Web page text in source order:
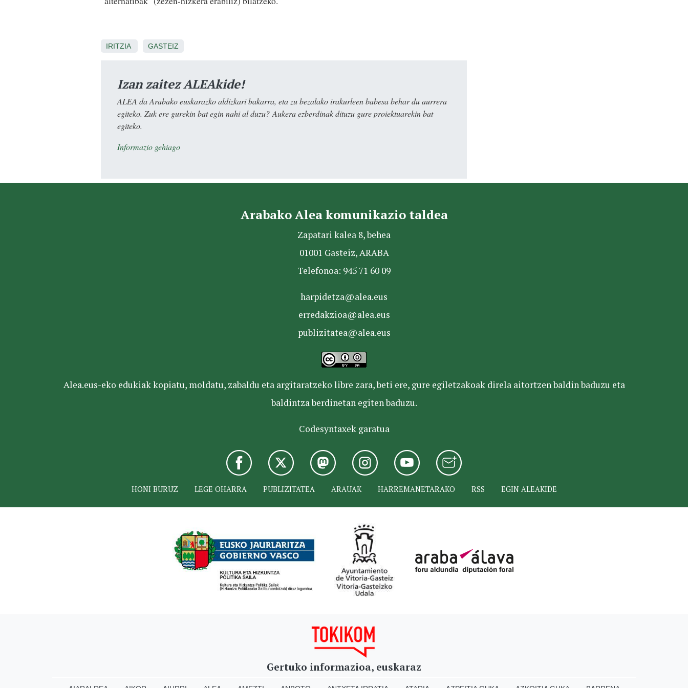
IRITZIA GASTEIZ
Izan zaitez ALEAkide!
ALEA da Arabako euskarazko aldizkari bakarra, eta zu bezalako irakurleen babesa behar du aurrera
egiteko. Zuk ere gurekin bat egin nahi al duzu? Aukera ezberdinak dituzu gure proiektuarekin bat
egiteko.
Informazio gehiago
Arabako Alea komunikazio taldea
Zapatari kalea 8, behea
01001 Gasteiz, ARABA
Telefonoa: 945 71 60 09
harpidetza@alea.eus
erredakzioa@alea.eus
publizitatea@alea.eus
Alea.eus-eko edukiak kopiatu, moldatu, zabaldu eta argitaratzeko libre zara, beti ere, gure egiletzakoak direla aitortzen baldin baduzu eta
baldintza berdinetan egiten baduzu.
Codesyntaxek garatua
HONI BURUZ LEGE OHARRA PUBLIZITATEA ARAUAK HARREMANETARAKO RSS EGIN ALEAKIDE
Gertuko informazioa, euskaraz